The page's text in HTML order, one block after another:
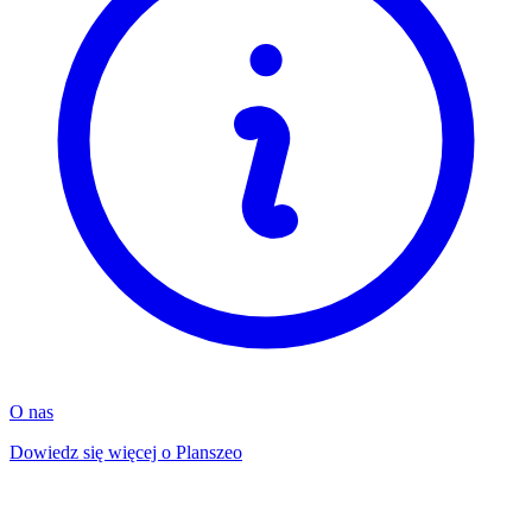
O nas
Dowiedz się więcej o Planszeo